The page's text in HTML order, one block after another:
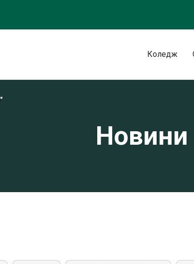
Коледж
Новини